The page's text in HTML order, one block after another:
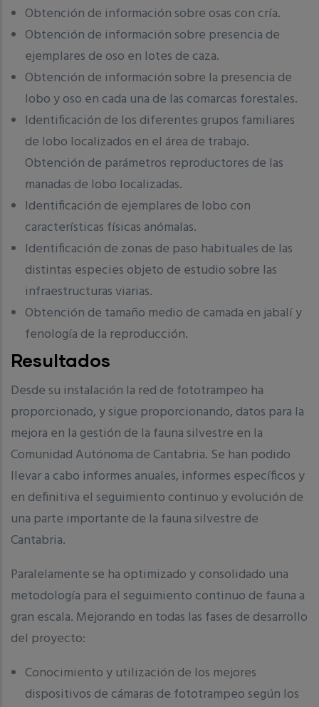
Obtención de información sobre osas con cría.
Obtención de información sobre presencia de
ejemplares de oso en lotes de caza.
Obtención de información sobre la presencia de
lobo y oso en cada una de las comarcas forestales.
Identificación de los diferentes grupos familiares
de lobo localizados en el área de trabajo.
Obtención de parámetros reproductores de las
manadas de lobo localizadas.
Identificación de ejemplares de lobo con
características físicas anómalas.
Identificación de zonas de paso habituales de las
distintas especies objeto de estudio sobre las
infraestructuras viarias.
Obtención de tamaño medio de camada en jabalí y
fenología de la reproducción.
Resultados
Desde su instalación la red de fototrampeo ha
proporcionado, y sigue proporcionando, datos para la
mejora en la gestión de la fauna silvestre en la
Comunidad Autónoma de Cantabria. Se han podido
llevar a cabo informes anuales, informes específicos y
en definitiva el seguimiento continuo y evolución de
una parte importante de la fauna silvestre de
Cantabria.
Paralelamente se ha optimizado y consolidado una
metodología para el seguimiento continuo de fauna a
gran escala. Mejorando en todas las fases de desarrollo
del proyecto:
Conocimiento y utilización de los mejores
dispositivos de cámaras de fototrampeo según los